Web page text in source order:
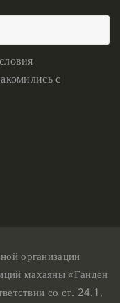
с
организации
махаяны «Ганден
со ст. 24.1,